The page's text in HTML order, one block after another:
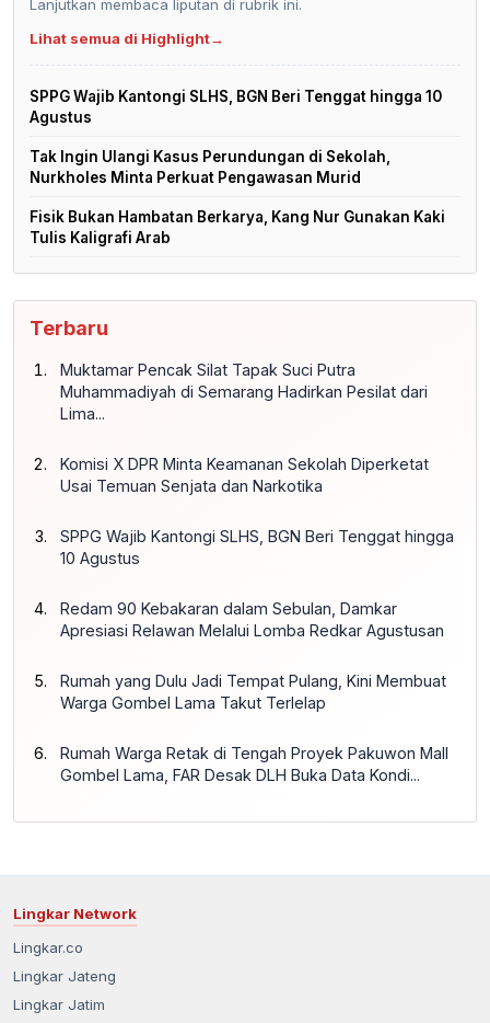
Lanjutkan membaca liputan di rubrik ini.
Lihat semua di Highlight→
SPPG Wajib Kantongi SLHS, BGN Beri Tenggat hingga 10
Agustus
Tak Ingin Ulangi Kasus Perundungan di Sekolah,
Nurkholes Minta Perkuat Pengawasan Murid
Fisik Bukan Hambatan Berkarya, Kang Nur Gunakan Kaki
Tulis Kaligrafi Arab
Terbaru
Muktamar Pencak Silat Tapak Suci Putra
Muhammadiyah di Semarang Hadirkan Pesilat dari
Lima...
Komisi X DPR Minta Keamanan Sekolah Diperketat
Usai Temuan Senjata dan Narkotika
SPPG Wajib Kantongi SLHS, BGN Beri Tenggat hingga
10 Agustus
Redam 90 Kebakaran dalam Sebulan, Damkar
Apresiasi Relawan Melalui Lomba Redkar Agustusan
Rumah yang Dulu Jadi Tempat Pulang, Kini Membuat
Warga Gombel Lama Takut Terlelap
Rumah Warga Retak di Tengah Proyek Pakuwon Mall
Gombel Lama, FAR Desak DLH Buka Data Kondi...
Lingkar Network
Lingkar.co
Lingkar Jateng
Lingkar Jatim